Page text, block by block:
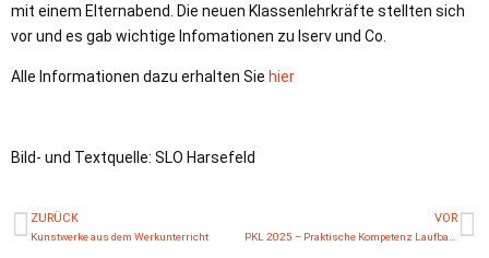
mit einem Elternabend. Die neuen Klassenlehrkräfte stellten sich
vor und es gab wichtige Infomationen zu Iserv und Co.
Alle Informationen dazu erhalten Sie hier
Bild- und Textquelle: SLO Harsefeld
ZURÜCK
Kunstwerke aus dem Werkunterricht
VOR